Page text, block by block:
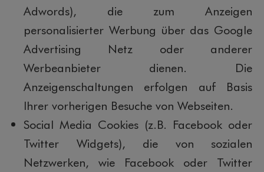
Adwords), die zum Anzeigen
personalisierter Werbung über das Google
Advertising Netz oder anderer
Werbeanbieter dienen. Die
Anzeigenschaltungen erfolgen auf Basis
Ihrer vorherigen Besuche von Webseiten.
Social Media Cookies (z.B. Facebook oder
Twitter Widgets), die von sozialen
Netzwerken, wie Facebook oder Twitter